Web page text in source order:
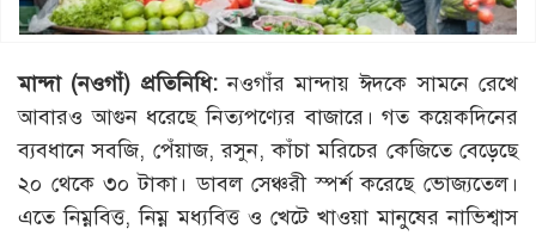
মান্দা (নওগাঁ) প্রতিনিধি:নওগাঁর মান্দায় ঈদকে সামনে রেখে
আবারও আগুন ধরেছে নিত্যপণ্যের বাজারে। গত কয়েকদিনের
ব্যবধানে সবজি, পেঁয়াজ, রসুন, কাঁচা মরিচের কেজিতে বেড়েছে
২০ থেকে ৩০ টাকা। ডাবল সেঞ্চরী স্পর্শ করেছে ভোজ্যতেল।
এতে নিম্নবিত্ত, নিম্ন মধ্যবিত্ত ও খেটে খাওয়া মানুষের নাভিশ্বাস